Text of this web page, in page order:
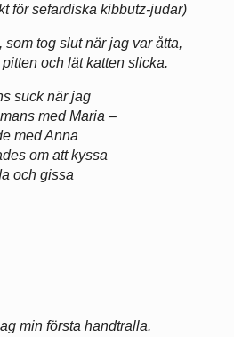
för sefardiska kibbutz-judar)
tog slut när jag var åtta,
och lät katten slicka.
suck när jag
med Maria –
med Anna
om att kyssa
och gissa
min första handtralla.